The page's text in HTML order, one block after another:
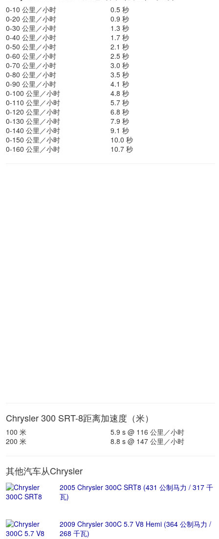
0-10 公里／小时
0.5 秒
0-20 公里／小时
0.9 秒
0-30 公里／小时
1.3 秒
0-40 公里／小时
1.7 秒
0-50 公里／小时
2.1 秒
0-60 公里／小时
2.5 秒
0-70 公里／小时
3.0 秒
0-80 公里／小时
3.5 秒
0-90 公里／小时
4.1 秒
0-100 公里／小时
4.8 秒
0-110 公里／小时
5.7 秒
0-120 公里／小时
6.8 秒
0-130 公里／小时
7.9 秒
0-140 公里／小时
9.1 秒
0-150 公里／小时
10.0 秒
0-160 公里／小时
10.7 秒
Chrysler 300 SRT-8距离加速度（米）
100 米
5.9 s @ 116 公里／小时
200 米
8.8 s @ 147 公里／小时
其他汽车从Chrysler
2005 Chrysler 300C SRT8 (431 公制马力 / 317 千
瓦)
2009 Chrysler 300C 5.7 V8 Hemi (364 公制马力 /
268 千瓦)